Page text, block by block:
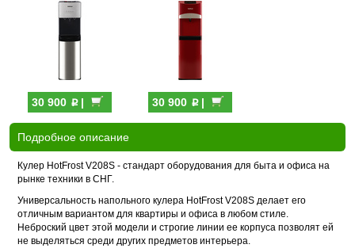
30 900 p| 30 900 p|
Подробное описание
Кулер HotFrost V208S - стандарт оборудования для быта и офиса на
рынке техники в СНГ.
Универсальность напольного кулера HotFrost V208S делает его
отличным вариантом для квартиры и офиса в любом стиле.
Неброский цвет этой модели и строгие линии ее корпуса позволят ей
не выделяться среди других предметов интерьера.